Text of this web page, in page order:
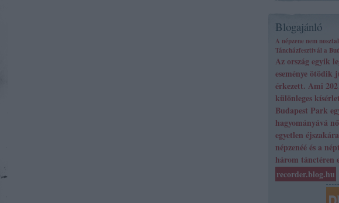
Blogajánló
A népzene nem
Táncházfesztivál a
Az ország egyik
eseménye ötödik
érkezett. Ami
különleges
Budapest Park
hagyományává
egyetlen
népzenéé és a
három tánctéren
recorder.blog.hu